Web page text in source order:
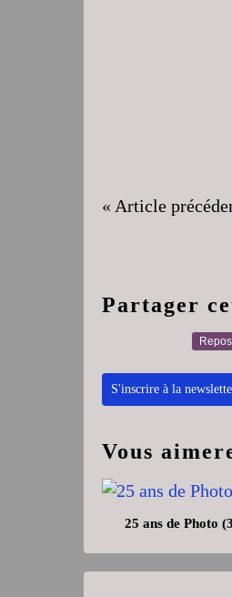
« Article
Partager
S'inscrire à la
Vous
25 ans de Photo